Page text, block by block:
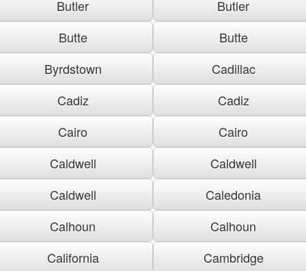
Butler
Butler
Butte
Butte
Byrdstown
Cadillac
Cadiz
Cadiz
Cairo
Cairo
Caldwell
Caldwell
Caldwell
Caledonia
Calhoun
Calhoun
California
Cambridge